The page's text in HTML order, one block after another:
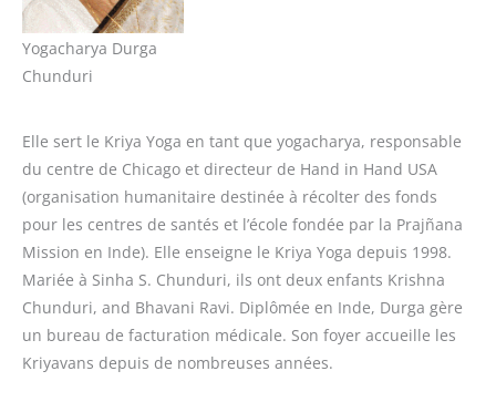
Yogacharya Durga
Chunduri
Elle sert le Kriya Yoga en tant que yogacharya, responsable
du centre de Chicago et directeur de Hand in Hand USA
(organisation humanitaire destinée à récolter des fonds
pour les centres de santés et l’école fondée par la Prajñana
Mission en Inde). Elle enseigne le Kriya Yoga depuis 1998.
Mariée à Sinha S. Chunduri, ils ont deux enfants Krishna
Chunduri, and Bhavani Ravi. Diplômée en Inde, Durga gère
un bureau de facturation médicale. Son foyer accueille les
Kriyavans depuis de nombreuses années.